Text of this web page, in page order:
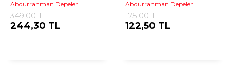
Abdurrahman Depeler
349,00 TL
244,30 TL
Abdurrahman Depeler
175,00 TL
122,50 TL